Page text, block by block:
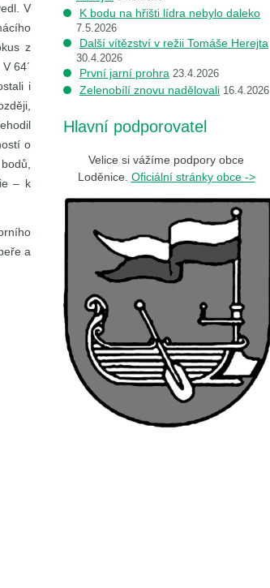
V
z
64´
i
o
– k
a
K bodu na hřišti lídra nebylo daleko
7.5.2026
Další vítězství v režii Tomáše Herejta
30.4.2026
První jarní prohra 23.4.2026
Zelenobílí znovu nadělovali 16.4.2026
Hlavní podporovatel
Velice si vážíme podpory obce
Loděnice. Oficiální stránky obce ->